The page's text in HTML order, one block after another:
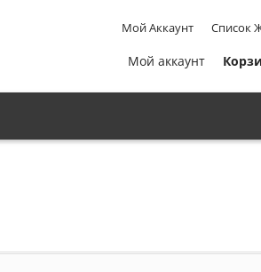
Мой Аккаунт Список
Мой аккаунт